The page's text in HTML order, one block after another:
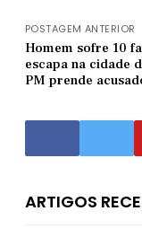
POSTAGEM ANTERIOR
Homem sofre 10
escapa na cidade
PM prende
ARTIGOS